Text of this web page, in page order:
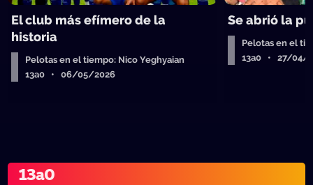
El club más efímero de la
historia
Pelotas en el tiempo: Nico Yeghyaian
13a0 • 06/05/2026
Se abrió la
Pelotas en el
13a0 • 27/04/
13a0